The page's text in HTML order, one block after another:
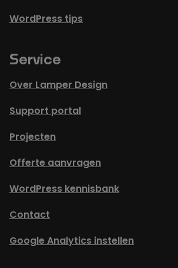
WordPress tips
Service
Over Lamper Design
Support portal
Projecten
Offerte aanvragen
WordPress kennisbank
Contact
Google Analytics instellen